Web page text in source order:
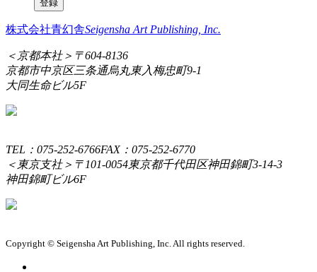
株式会社青幻舎Seigensha Art Publishing, Inc.
＜京都本社＞ 〒604-8136
京都市中京区三条通烏丸東入梅忠町9-1
大同生命ビル5F
TEL：075-252-6766FAX：075-252-6770
＜東京支社＞ 〒101-0054東京都千代田区神田錦町3-14-3
神田錦町ビル6F
Copyright © Seigensha Art Publishing, Inc. All rights reserved.